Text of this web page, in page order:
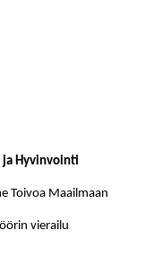
ja Hyvinvointi
Toivoa Maailmaan
vierailu